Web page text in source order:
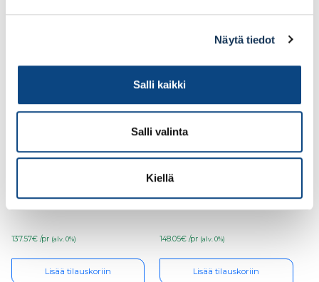
Näytä tiedot
Salli kaikki
Salli valinta
Kiellä
137.57€ /pr (alv. 0%)
Lisää tilauskoriin
Racer free TR roller
322-93M
148.05€ /pr (alv. 0%)
Lisää tilauskoriin